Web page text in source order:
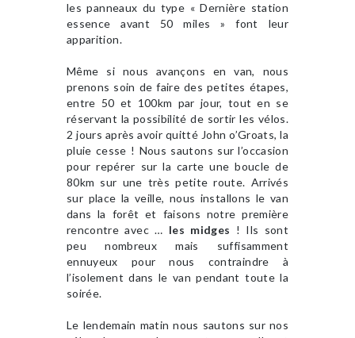
les panneaux du type « Dernière station
essence avant 50 miles » font leur
apparition.
Même si nous avançons en van, nous
prenons soin de faire des petites étapes,
entre 50 et 100km par jour, tout en se
réservant la possibilité de sortir les vélos.
2 jours après avoir quitté John o’Groats, la
pluie cesse ! Nous sautons sur l’occasion
pour repérer sur la carte une boucle de
80km sur une très petite route. Arrivés
sur place la veille, nous installons le van
dans la forêt et faisons notre première
rencontre avec … les midges ! Ils sont
peu nombreux mais suffisamment
ennuyeux pour nous contraindre à
l’isolement dans le van pendant toute la
soirée.
Le lendemain matin nous sautons sur nos